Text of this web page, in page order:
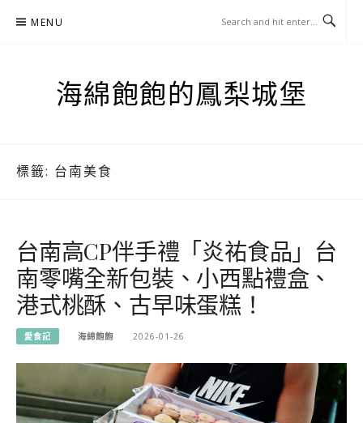
MENU
海綿飽飽的鳳梨城堡
標籤: 台南美食
台南高CP伴手禮「炎祐食品」台
南零嘴全新包裝、小西點禮盒、
港式桃酥、古早味蛋糕！
愛食記 海綿飽飽 2026-01-26